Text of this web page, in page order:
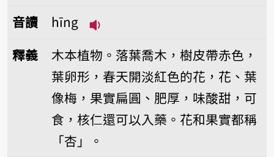
音讀
hīng
釋義
木本植物。落葉喬木，樹皮帶赤色，
葉卵形，春天開淡紅色的花，花、葉
像梅，果實扁圓、肥厚，味酸甜，可
食，核仁還可以入藥。花和果實都稱
「杏」。